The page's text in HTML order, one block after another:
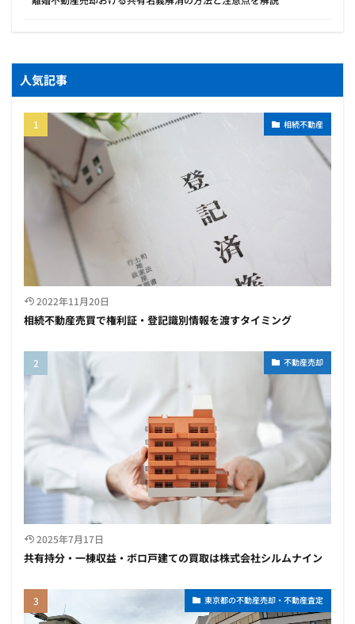
人気記事
相続不動産
2022年11月20日
相続不動産売買で権利証・登記識別情報を渡すタイミング
不動産売却
2025年7月17日
共有持分・一棟収益・ボロ戸建ての買取は株式会社シルムナイン
東京都の不動産売却・不動産査定